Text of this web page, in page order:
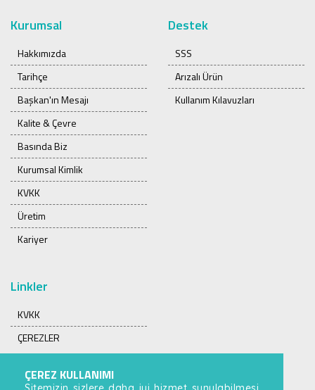
Kurumsal
Hakkımızda
Tarihçe
Başkan'ın Mesajı
Kalite & Çevre
Basında Biz
Kurumsal Kimlik
KVKK
Üretim
Kariyer
Destek
SSS
Arızalı Ürün
Kullanım Kılavuzları
Linkler
KVKK
ÇEREZLER
ÇEREZ KULLANIMI